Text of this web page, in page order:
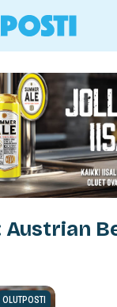
Austrian
OLUTPOSTI